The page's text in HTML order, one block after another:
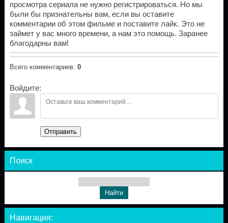
просмотра сериала не нужно регистрироваться. Но мы
были бы признательны вам, если вы оставите
комментарии об этом фильме и поставите лайк. Это не
займет у вас много времени, а нам это помощь. Заранее
благодарны вам!
Всего комментариев: 0
Войдите:
Отправить
Поиск
Навигация: